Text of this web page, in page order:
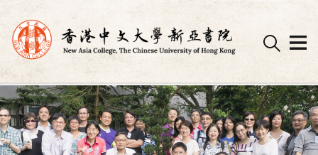
Skip
to
content